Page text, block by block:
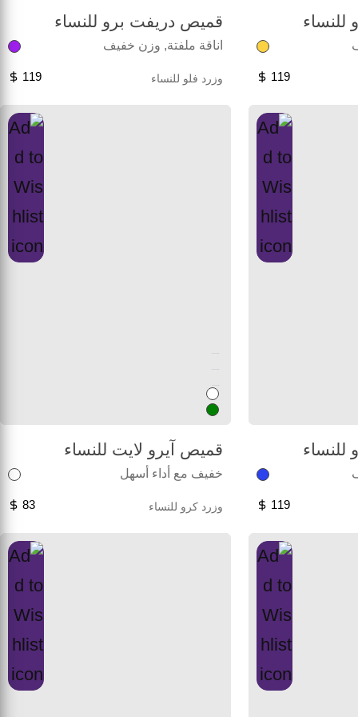
119
قميص دريفت برو للنساء
اناقة ملفتة, وزن خفيف
وزرد فلو للنساء 119
119
قميص آيرو لايت للنساء
خفيف مع أداء أسهل
وزرد كرو للنساء 83